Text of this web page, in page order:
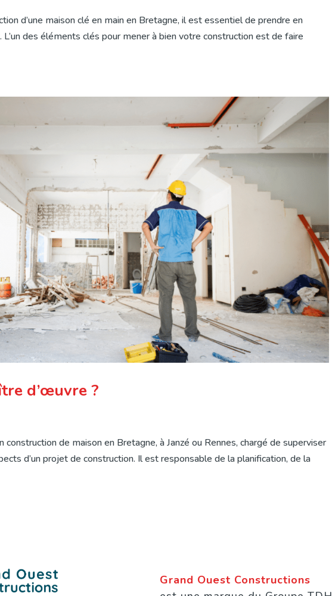
d’une maison clé en main en Bretagne, il est essentiel de prendre en
des éléments clés pour mener à bien votre construction est de faire
d’œuvre ?
de maison en Bretagne, à Janzé ou Rennes, chargé de superviser
d’un projet de construction. Il est responsable de la planification, de la
Grand Ouest Constructions